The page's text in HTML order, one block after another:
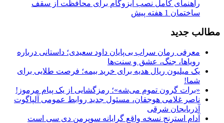
راهنمای کامل نصب ایزوگام برای محافظت از سقف
ساختمان 1 هفته پیش
مطالب جدید
معرفی رمان سراب بی‌پایان داود سعیدی؛ داستانی درباره
رویاها، جنگ، عشق و سنت‌ها
یک میلیون ریال هدیه برای خرید بیمه؛ فرصت طلایی برای
شما!
«برات گرون تموم می‌شه»؛ رمزگشایی از یک پیام مرموز!
ناصر غلامی هوجقان، مسئول جدید روابط عمومی آلپاگوت
آذربایجان شرقی
آدام استرنج نسخه واقع گرایانه سوپرمن دی سی است